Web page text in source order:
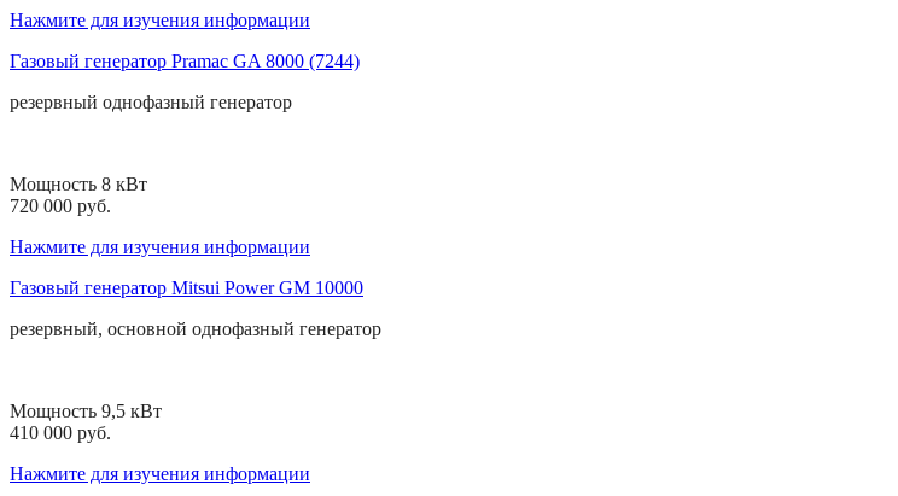
Нажмите для изучения информации
Газовый генератор Pramac GA 8000 (7244)
резервный однофазный генератор
Мощность 8 кВт
720 000 руб.
Нажмите для изучения информации
Газовый генератор Mitsui Power GM 10000
резервный, основной однофазный генератор
Мощность 9,5 кВт
410 000 руб.
Нажмите для изучения информации